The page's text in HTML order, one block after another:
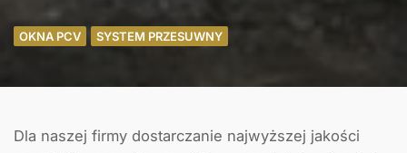
OKNA PCV SYSTEM PRZESUWNY
Dla naszej firmy dostarczanie najwyższej jakości